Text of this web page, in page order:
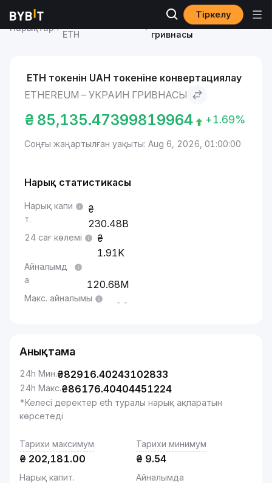
Тіркелу
Нарықтар
ETH
Ethereum to Украин
гривнасы
ETH токенін UAH токеніне конвертациялау
ETHEREUM – УКРАИН ГРИВНАСЫ
₴ 85,135.47399819964 +1.69%
Соңғы жаңартылған уақыты: Aug 6, 2026, 01:00:00
Нарық статистикасы
Нарық капи
т.
230.48B
24 сағ көлемі
1.91K
Айналымд
а
120.68M
Макс. айналымы --
Анықтама
24h Мин.₴82916.40243102833
24h Макс.₴86176.40404451224
*Келесі деректер eth туралы нарық ақпаратын
көрсетеді
Тарихи максимум
₴ 202,181.00
Тарихи минимум
₴ 9.54
Нарық капит. Айналымда